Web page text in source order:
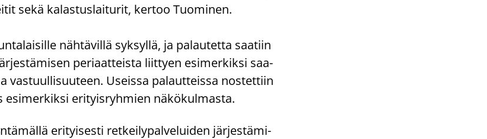
sekä ka­las­tus­lai­tu­rit, ker­too Tuo­mi­nen.
näh­tä­vil­lä syk­syl­lä, ja pa­lau­tet­ta saa­tiin
pe­ri­aat­teis­ta liit­tyen esi­mer­kik­si saa­
vas­tuul­li­suu­teen. Useis­sa pa­laut­teis­sa nos­tet­tiin
esi­mer­kik­si eri­tyis­ryh­mien nä­kö­kul­mas­ta.
eri­tyi­ses­ti ret­kei­ly­pal­ve­lui­den jär­jes­tä­mi­